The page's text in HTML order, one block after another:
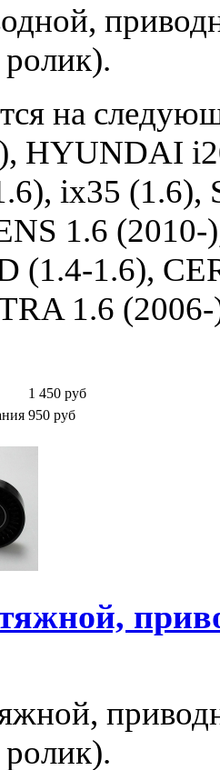
на
HYUNDAI
ix35
1.6 (2010-
(1.4-1.6),
1.6
1 450 руб
950 руб